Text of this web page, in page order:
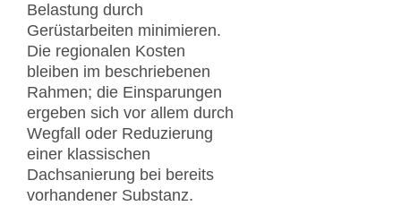
Belastung durch
Gerüstarbeiten minimieren.
Die regionalen Kosten
bleiben im beschriebenen
Rahmen; die Einsparungen
ergeben sich vor allem durch
Wegfall oder Reduzierung
einer klassischen
Dachsanierung bei bereits
vorhandener Substanz.